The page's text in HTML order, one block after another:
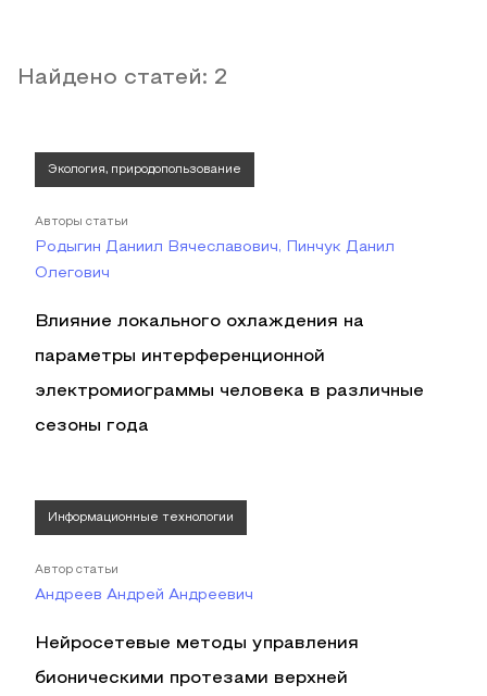
Найдено статей: 2
Экология, природопользование
Авторы статьи
Родыгин Даниил Вячеславович, Пинчук Данил
Олегович
Влияние локального охлаждения на
параметры интерференционной
электромиограммы человека в различные
сезоны года
Информационные технологии
Автор статьи
Андреев Андрей Андреевич
Нейросетевые методы управления
бионическими протезами верхней